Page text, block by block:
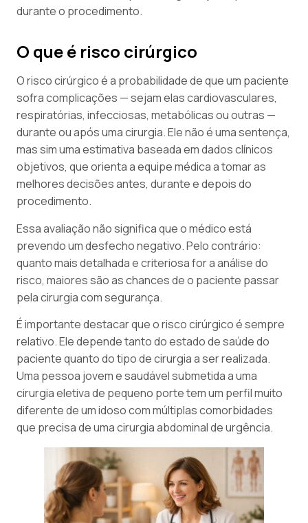
durante o procedimento.
O que é risco cirúrgico
O risco cirúrgico é a probabilidade de que um paciente
sofra complicações — sejam elas cardiovasculares,
respiratórias, infecciosas, metabólicas ou outras —
durante ou após uma cirurgia. Ele não é uma sentença,
mas sim uma estimativa baseada em dados clínicos
objetivos, que orienta a equipe médica a tomar as
melhores decisões antes, durante e depois do
procedimento.
Essa avaliação não significa que o médico está
prevendo um desfecho negativo. Pelo contrário:
quanto mais detalhada e criteriosa for a análise do
risco, maiores são as chances de o paciente passar
pela cirurgia com segurança.
É importante destacar que o risco cirúrgico é sempre
relativo. Ele depende tanto do estado de saúde do
paciente quanto do tipo de cirurgia a ser realizada.
Uma pessoa jovem e saudável submetida a uma
cirurgia eletiva de pequeno porte tem um perfil muito
diferente de um idoso com múltiplas comorbidades
que precisa de uma cirurgia abdominal de urgência.